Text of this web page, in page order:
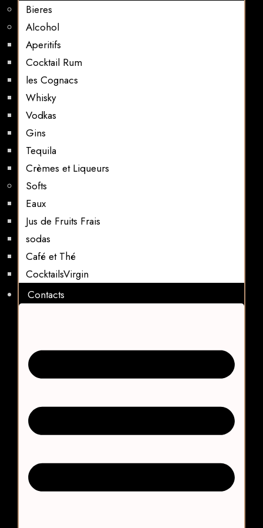
Bieres
Alcohol
Aperitifs
Cocktail Rum
les Cognacs
Whisky
Vodkas
Gins
Tequila
Crèmes et Liqueurs
Softs
Eaux
Jus de Fruits Frais
sodas
Café et Thé
CocktailsVirgin​
Contacts